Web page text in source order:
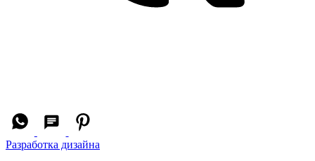
Разработка дизайна